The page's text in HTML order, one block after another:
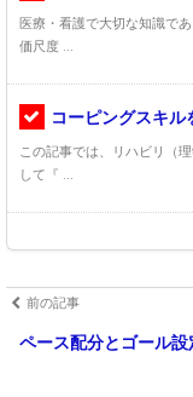
医療・看護で大切な知識で
価尺度 ...
コーピングスキル
この記事では、リハビリ（
して『 ...
前の記事
ペース配分とゴール設